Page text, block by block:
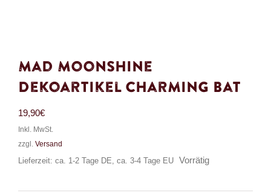
Mad Moonshine
Dekoartikel Charming Bat
19,90€
Inkl. MwSt.
zzgl. Versand
Lieferzeit: ca. 1-2 Tage DE, ca. 3-4 Tage EU
Vorrätig